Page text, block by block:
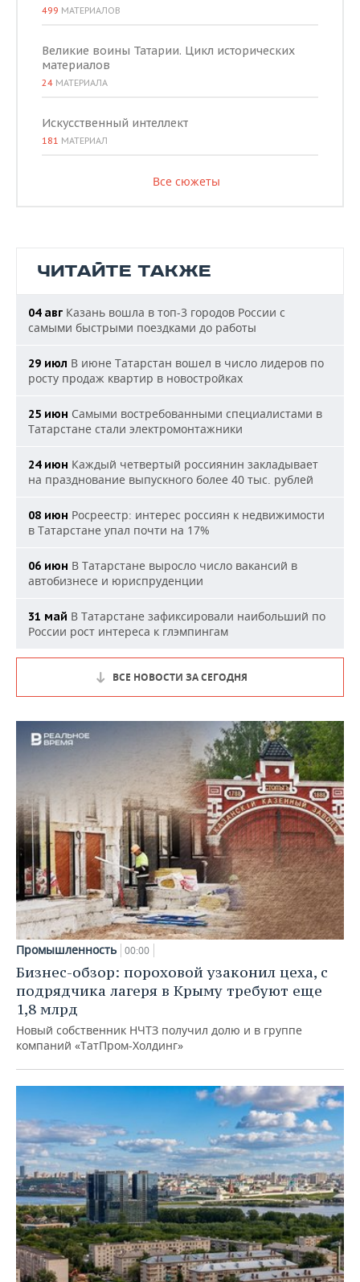
499 МАТЕРИАЛОВ
Великие воины Татарии. Цикл исторических
материалов
24 МАТЕРИАЛА
Искусственный интеллект
181 МАТЕРИАЛ
Все сюжеты
ЧИТАЙТЕ ТАКЖЕ
04 авг Казань вошла в топ-3 городов России с
самыми быстрыми поездками до работы
29 июл В июне Татарстан вошел в число лидеров по
росту продаж квартир в новостройках
25 июн Самыми востребованными специалистами в
Татарстане стали электромонтажники
24 июн Каждый четвертый россиянин закладывает
на празднование выпускного более 40 тыс. рублей
08 июн Росреестр: интерес россиян к недвижимости
в Татарстане упал почти на 17%
06 июн В Татарстане выросло число вакансий в
автобизнесе и юриспруденции
31 май В Татарстане зафиксировали наибольший по
России рост интереса к глэмпингам
ВСЕ НОВОСТИ ЗА СЕГОДНЯ
Промышленность 00:00
Бизнес-обзор: пороховой узаконил цеха, с
подрядчика лагеря в Крыму требуют еще
1,8 млрд
Новый собственник НЧТЗ получил долю и в группе
компаний «ТатПром-Холдинг»